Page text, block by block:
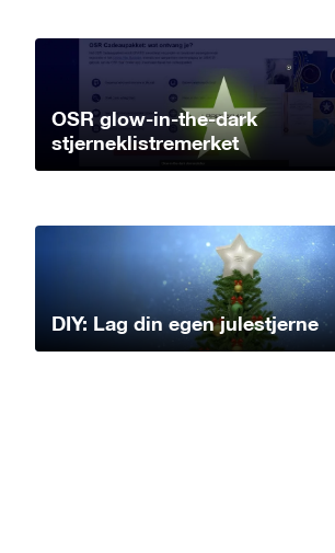
OSR glow-in-the-dark
stjerneklistremerket
DIY: Lag din egen julestjerne